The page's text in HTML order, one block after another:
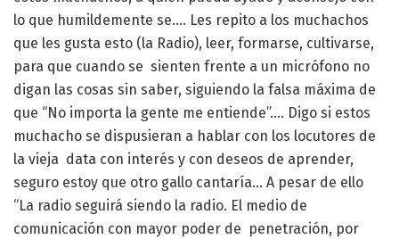
lo que humildemente se…. Les repito a los muchachos
que les gusta esto (la Radio), leer, formarse, cultivarse,
para que cuando se sienten frente a un micrófono no
digan las cosas sin saber, siguiendo la falsa máxima de
que “No importa la gente me entiende”…. Digo si estos
muchacho se dispusieran a hablar con los locutores de
la vieja data con interés y con deseos de aprender,
seguro estoy que otro gallo cantaría… A pesar de ello
“La radio seguirá siendo la radio. El medio de
comunicación con mayor poder de penetración, por